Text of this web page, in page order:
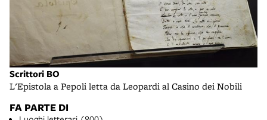
Scrittori BO
L'Epistola a Pepoli letta da Leopardi al Casino dei Nobili
FA PARTE DI